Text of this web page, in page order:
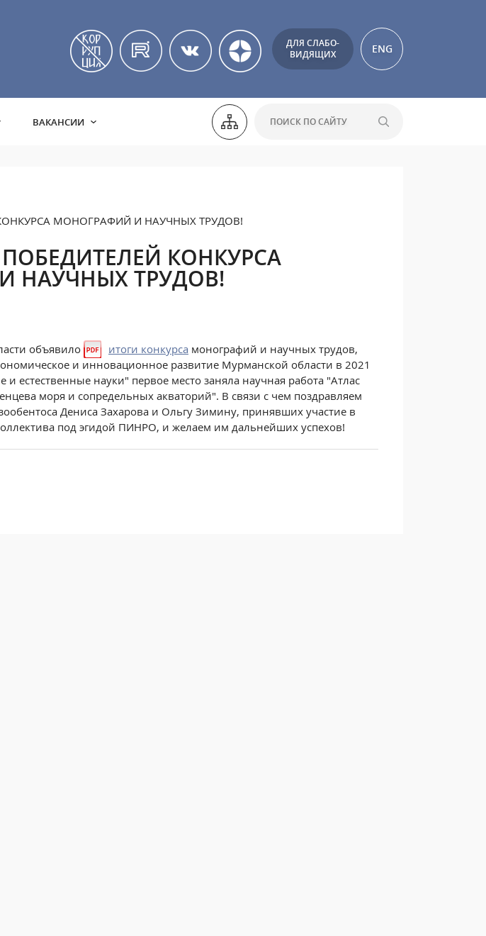
ДЛЯ СЛАБО-
ВИДЯЩИХ
ENG
ВАКАНСИИ
МОНОГРАФИЙ И НАУЧНЫХ ТРУДОВ!
КОНКУРСА
НАУЧНЫХ ТРУДОВ!
объявило итоги конкурса монографий и научных трудов,
и инновационное развитие Мурманской области в 2021
естественные науки" первое место заняла научная работа "Атлас
моря и сопредельных акваторий". В связи с чем поздравляем
Дениса Захарова и Ольгу Зимину, принявших участие в
под эгидой ПИНРО, и желаем им дальнейших успехов!